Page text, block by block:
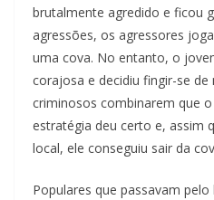
brutalmente agredido e ficou
agressões, os agressores
uma cova. No entanto, o
corajosa e decidiu fingir-se
criminosos combinarem que
estratégia deu certo e, assim
local, ele conseguiu sair da
Populares que passavam